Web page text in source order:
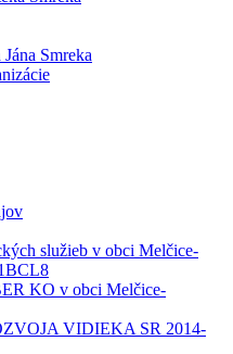
Smreka
služieb v obci Melčice-
KO v obci Melčice-
VIDIEKA SR 2014-